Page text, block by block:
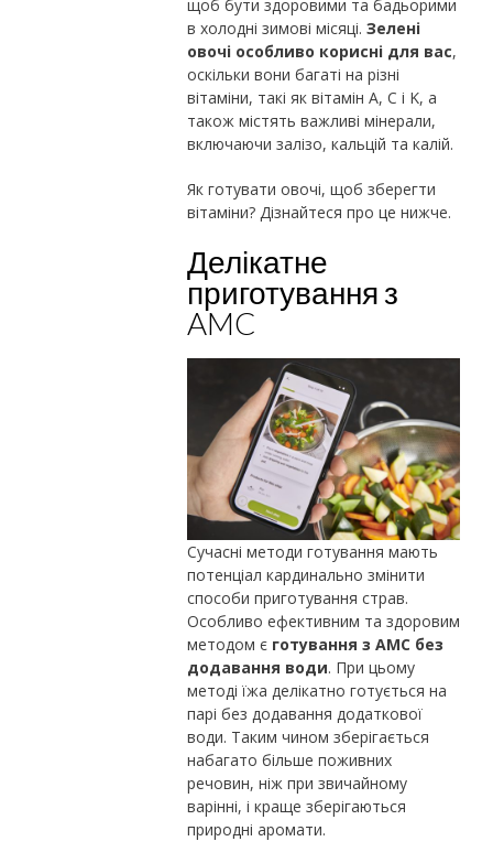
щоб бути здоровими та бадьорими
в холодні зимові місяці. Зелені
овочі особливо корисні для вас,
оскільки вони багаті на різні
вітаміни, такі як вітамін A, C і K, а
також містять важливі мінерали,
включаючи залізо, кальцій та калій.
Як готувати овочі, щоб зберегти
вітаміни? Дізнайтеся про це нижче.
Делікатне
приготування з
AMC
Сучасні методи готування мають
потенціал кардинально змінити
способи приготування страв.
Особливо ефективним та здоровим
методом є готування з AMC без
додавання води. При цьому
методі їжа делікатно готується на
парі без додавання додаткової
води. Таким чином зберігається
набагато більше поживних
речовин, ніж при звичайному
варінні, і краще зберігаються
природні аромати.